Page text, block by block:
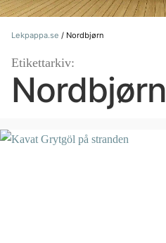
Lekpappa.se / Nordbjørn
Etikettarkiv:
Nordbjørn